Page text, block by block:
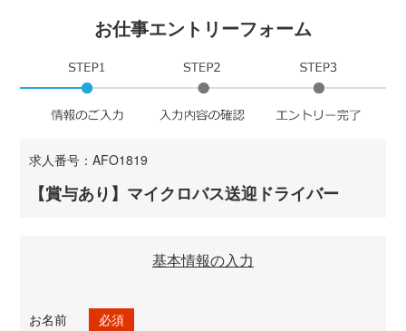
お仕事エントリーフォーム
求人番号：AFO1819
【賞与あり】マイクロバス送迎ドライバー
基本情報の入力
お名前 必須